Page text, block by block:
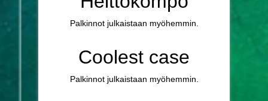
Palkinnot julkaistaan myöhemmin.
Coolest case
Palkinnot julkaistaan myöhemmin.